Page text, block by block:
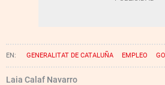
GENERALITAT DE CATALUÑA EMPLEO
ROGER TORRENT
Laia Calaf Navarro